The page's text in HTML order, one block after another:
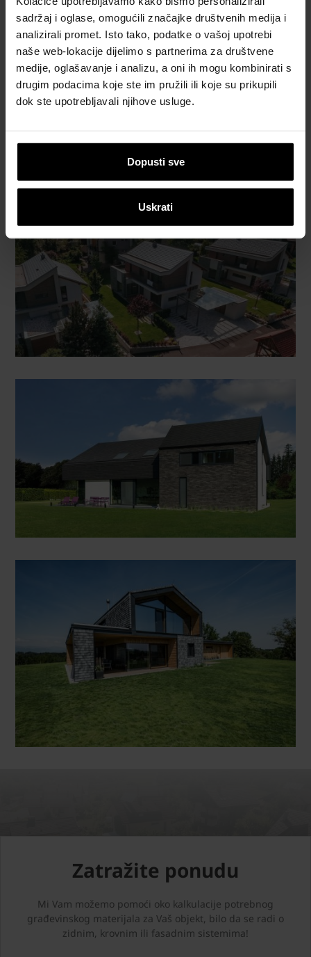
sadržaj i oglase, omogućili značajke društvenih medija i
analizirali promet. Isto tako, podatke o vašoj upotrebi
naše web-lokacije dijelimo s partnerima za društvene
medije, oglašavanje i analizu, a oni ih mogu kombinirati s
drugim podacima koje ste im pružili ili koje su prikupili
dok ste upotrebljavali njihove usluge.
Dopusti sve
Uskrati
Zatražite ponudu
Mi Vam možemo pomoći oko kalkulacije potrebnog
građevinskog materijala za Vaš objekt, bilo da se radi o
zidnim, krovnim ili fasadnim sistemima!